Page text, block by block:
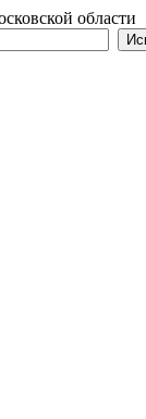
области